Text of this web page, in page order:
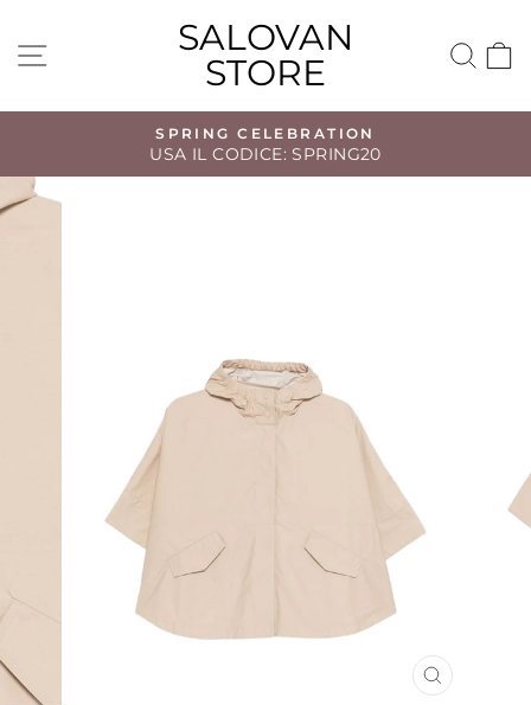
direttamente
NAVIGAZIONE DEL SITO
SALOVAN
STORE
Metti
SPRING CELEBRATION
USA IL CODICE: SPRING20
CHIUDI